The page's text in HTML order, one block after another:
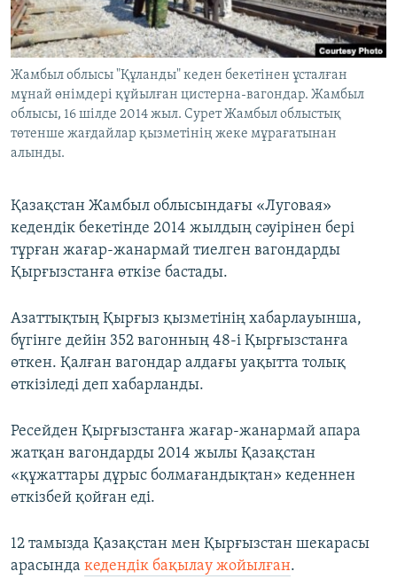
ЖАЗЫЛЫҢЫЗ
Басқа тілдерде
Жамбыл облысы "Құланды" кеден бекетінен ұсталған
мұнай өнімдері құйылған цистерна-вагондар. Жамбыл
облысы, 16 шілде 2014 жыл. Сурет Жамбыл облыстық
төтенше жағдайлар қызметінің жеке мұрағатынан
алынды.
Қазақстан Жамбыл облысындағы «Луговая»
кедендік бекетінде 2014 жылдың сәуірінен бері
тұрған жағар-жанармай тиелген вагондарды
Қырғызстанға өткізе бастады.
Азаттықтың Қырғыз қызметінің хабарлауынша,
бүгінге дейін 352 вагонның 48-і Қырғызстанға
өткен. Қалған вагондар алдағы уақытта толық
өткізіледі деп хабарланды.
Ресейден Қырғызстанға жағар-жанармай апара
жатқан вагондарды 2014 жылы Қазақстан
«құжаттары дұрыс болмағандықтан» кеденнен
өткізбей қойған еді.
12 тамызда Қазақстан мен Қырғызстан шекарасы
арасында кедендік бақылау жойылған.